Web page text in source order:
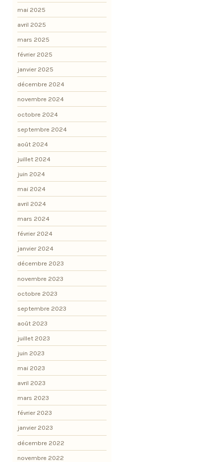
mai 2025
avril 2025
mars 2025
février 2025
janvier 2025
décembre 2024
novembre 2024
octobre 2024
septembre 2024
août 2024
juillet 2024
juin 2024
mai 2024
avril 2024
mars 2024
février 2024
janvier 2024
décembre 2023
novembre 2023
octobre 2023
septembre 2023
août 2023
juillet 2023
juin 2023
mai 2023
avril 2023
mars 2023
février 2023
janvier 2023
décembre 2022
novembre 2022